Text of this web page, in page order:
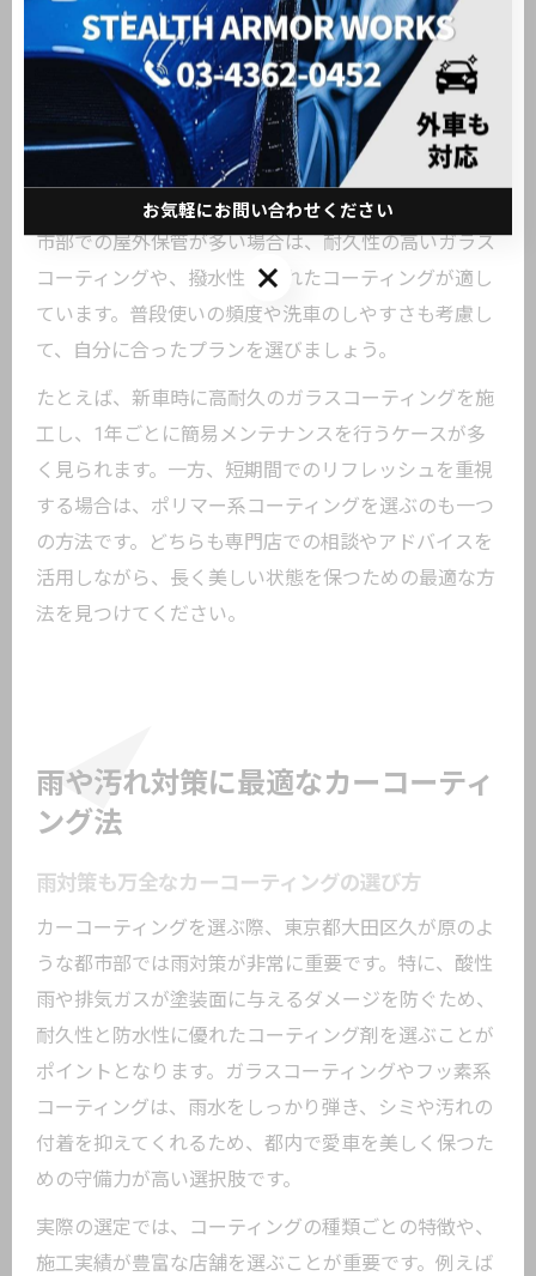
工のタイミングを見極めることで、常に最高の輝きと
守備力を維持できます。
愛車の美観維持に効くコーティング方法とは
愛車の美観を維持するためには、用途や保管環境に合
ったコーティング方法を選択することが大切です。都
市部での屋外保管が多い場合は、耐久性の高いガラス
コーティングや、撥水性に優れたコーティングが適し
ています。普段使いの頻度や洗車のしやすさも考慮し
て、自分に合ったプランを選びましょう。
たとえば、新車時に高耐久のガラスコーティングを施
工し、1年ごとに簡易メンテナンスを行うケースが多
く見られます。一方、短期間でのリフレッシュを重視
する場合は、ポリマー系コーティングを選ぶのも一つ
の方法です。どちらも専門店での相談やアドバイスを
活用しながら、長く美しい状態を保つための最適な方
法を見つけてください。
雨や汚れ対策に最適なカーコーティ
ング法
雨対策も万全なカーコーティングの選び方
カーコーティングを選ぶ際、東京都大田区久が原のよ
うな都市部では雨対策が非常に重要です。特に、酸性
雨や排気ガスが塗装面に与えるダメージを防ぐため、
耐久性と防水性に優れたコーティング剤を選ぶことが
ポイントとなります。ガラスコーティングやフッ素系
コーティングは、雨水をしっかり弾き、シミや汚れの
付着を抑えてくれるため、都内で愛車を美しく保つた
めの守備力が高い選択肢です。
実際の選定では、コーティングの種類ごとの特徴や、
施工実績が豊富な店舗を選ぶことが重要です。例えば
お気軽にお問い合わせください
お気軽にお問い合わせください